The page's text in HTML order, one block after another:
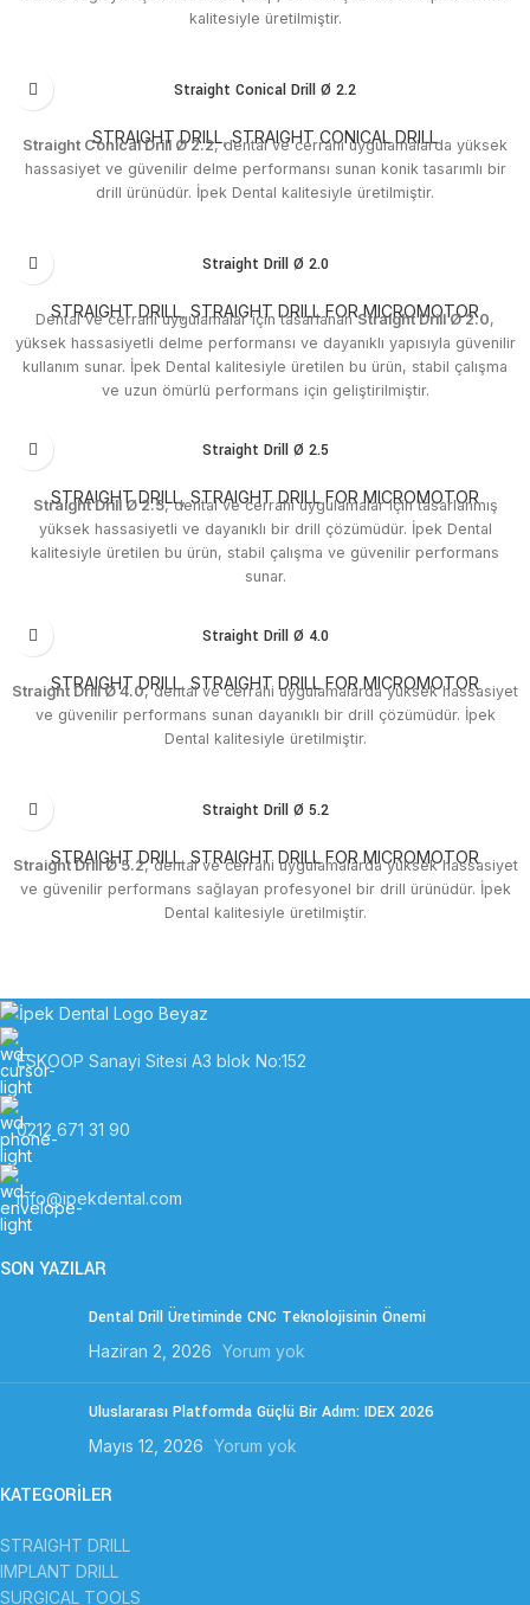
kalitesiyle üretilmiştir.
Straight Conical Drill Ø 2.2
STRAIGHT DRILL ,STRAIGHT CONICAL DRILL
Straight Conical Drill Ø 2.2, dental ve cerrahi uygulamalarda yüksek
hassasiyet ve güvenilir delme performansı sunan konik tasarımlı bir
drill ürünüdür. İpek Dental kalitesiyle üretilmiştir.
Straight Drill Ø 2.0
STRAIGHT DRILL STRAIGHT DRILL FOR MICROMOTOR
Dental ve cerrahi uygulamalar için tasarlananStraight Drill Ø 2.0,
yüksek hassasiyetli delme performansı ve dayanıklı yapısıyla güvenilir
kullanım sunar. İpek Dental kalitesiyle üretilen bu ürün, stabil çalışma
ve uzun ömürlü performans için geliştirilmiştir.
Straight Drill Ø 2.5
STRAIGHT DRILL, STRAIGHT DRILL FOR MICROMOTOR
Straight Drill Ø 2.5, dental ve cerrahi uygulamalar için tasarlanmış
yüksek hassasiyetli ve dayanıklı bir drill çözümüdür. İpek Dental
kalitesiyle üretilen bu ürün, stabil çalışma ve güvenilir performans
sunar.
Straight Drill Ø 4.0
STRAIGHT DRILL, STRAIGHT DRILL FOR MICROMOTOR
Straight Drill Ø 4.0, dental ve cerrahi uygulamalarda yüksek hassasiyet
ve güvenilir performans sunan dayanıklı bir drill çözümüdür. İpek
Dental kalitesiyle üretilmiştir.
Straight Drill Ø 5.2
STRAIGHT DRILL, STRAIGHT DRILL FOR MICROMOTOR
Straight Drill Ø 5.2, dental ve cerrahi uygulamalarda yüksek hassasiyet
ve güvenilir performans sağlayan profesyonel bir drill ürünüdür. İpek
Dental kalitesiyle üretilmiştir.
ESKOOP Sanayi Sitesi A3 blok No:152
0212 671 31 90
info@ipekdental.com
SON YAZILAR
Dental Drill Üretiminde CNC Teknolojisinin Önemi
Haziran 2, 2026 Yorum yok
Uluslararası Platformda Güçlü Bir Adım: IDEX 2026
Mayıs 12, 2026 Yorum yok
KATEGORİLER
STRAIGHT DRILL
IMPLANT DRILL
SURGICAL TOOLS